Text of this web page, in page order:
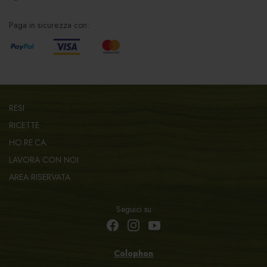
Paga in sicurezza con:
RESI
RICETTE
HO.RE.CA.
LAVORA CON NOI
AREA RISERVATA
Seguici su
Colophon